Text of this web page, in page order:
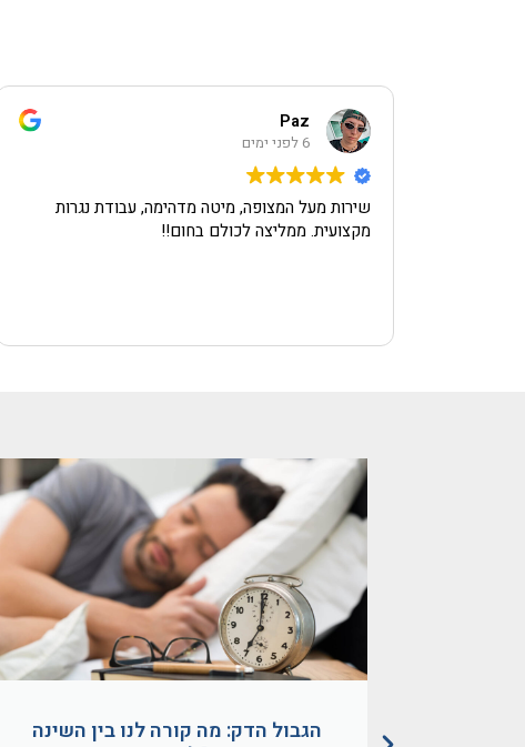
Paz
6 לפני ימים
שירות מעל המצופה, מיטה מדהימה, עבודת נגרות
מקצועית. ממליצה לכולם בחום!!
הגבול הדק: מה קורה לנו בין השינה